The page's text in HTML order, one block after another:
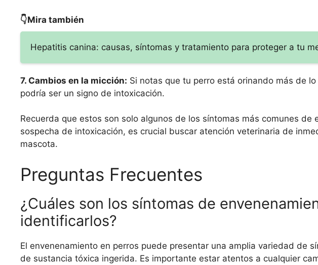
👇Mira también
Hepatitis canina: causas, síntomas y tratamiento para proteger a tu
7. Cambios en la micción: Si notas que tu perro está orinando más de
podría ser un signo de intoxicación.
Recuerda que estos son solo algunos de los síntomas más comunes de
sospecha de intoxicación, es crucial buscar atención veterinaria de
mascota.
Preguntas Frecuentes
¿Cuáles son los síntomas de
identificarlos?
El envenenamiento en perros puede presentar una amplia variedad de
de sustancia tóxica ingerida. Es importante estar atentos a cualquier